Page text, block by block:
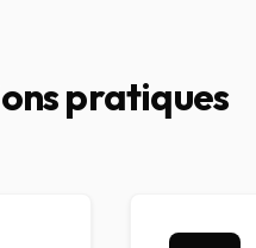
pratiques